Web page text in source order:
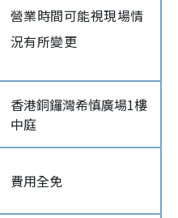
營業時間可能視現場情
況有所變更
香港銅鑼灣希慎廣場1樓
中庭
費用全免